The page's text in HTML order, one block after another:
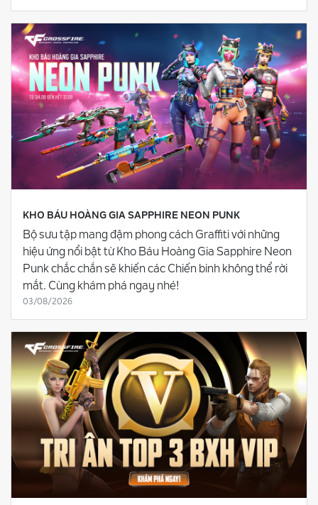
KHO BÁU HOÀNG GIA SAPPHIRE NEON PUNK
Bộ sưu tập mang đậm phong cách Graffiti với những
hiệu ứng nổi bật từ Kho Báu Hoàng Gia Sapphire Neon
Punk chắc chắn sẽ khiến các Chiến binh không thể rời
mắt. Cùng khám phá ngay nhé!
03/08/2026